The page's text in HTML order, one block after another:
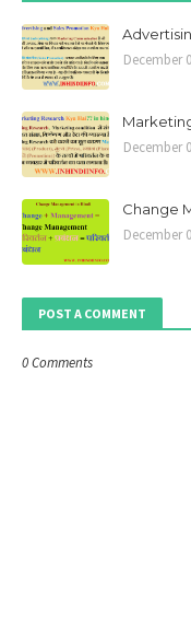
December
December
Change
December
POST A COMMENT
0 Comments